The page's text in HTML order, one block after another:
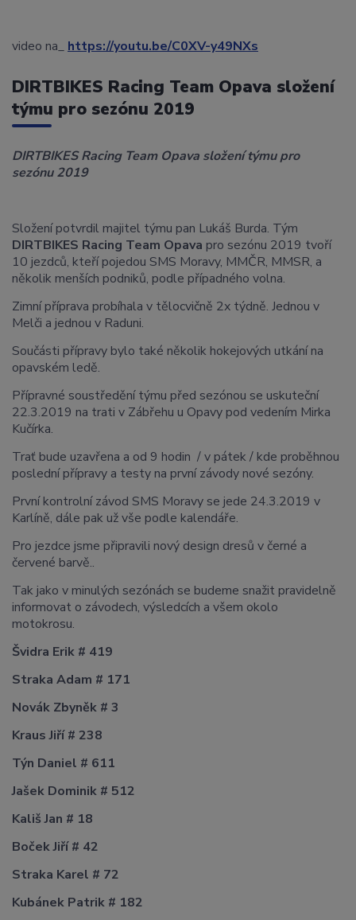
video na_ https://youtu.be/C0XV-y49NXs
DIRTBIKES Racing Team Opava složení
týmu pro sezónu 2019
DIRTBIKES Racing Team Opava složení týmu pro
sezónu 2019
Složení potvrdil majitel týmu pan Lukáš Burda. Tým
DIRTBIKES Racing Team Opava pro sezónu 2019 tvoří
10 jezdců, kteří pojedou SMS Moravy, MMČR, MMSR, a
několik menších podniků, podle případného volna.
Zimní příprava probíhala v tělocvičně 2x týdně. Jednou v
Melči a jednou v Raduni.
Součásti přípravy bylo také několik hokejových utkání na
opavském ledě.
Přípravné soustředění týmu před sezónou se uskuteční
22.3.2019 na trati v Zábřehu u Opavy pod vedením Mirka
Kučírka.
Trať bude uzavřena a od 9 hodin / v pátek / kde proběhnou
poslední přípravy a testy na první závody nové sezóny.
První kontrolní závod SMS Moravy se jede 24.3.2019 v
Karlíně, dále pak už vše podle kalendáře.
Pro jezdce jsme připravili nový design dresů v černé a
červené barvě..
Tak jako v minulých sezónách se budeme snažit pravidelně
informovat o závodech, výsledcích a všem okolo
motokrosu.
Švidra Erik # 419
Straka Adam # 171
Novák Zbyněk # 3
Kraus Jiří # 238
Týn Daniel # 611
Jašek Dominik # 512
Kališ Jan # 18
Boček Jiří # 42
Straka Karel # 72
Kubánek Patrik # 182